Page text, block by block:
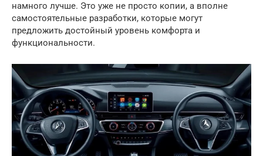
намного лучше. Это уже не просто копии, а вполне
самостоятельные разработки, которые могут
предложить достойный уровень комфорта и
функциональности.